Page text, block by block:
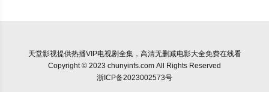
天堂影视提供热播VIP电视剧全集，高清无删减电影大全免费在线看
Copyright © 2023 chunyinfs.com All Rights Reserved
浙ICP备2023002573号